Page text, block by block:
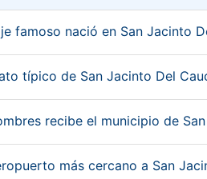
famoso nació en San Jacinto
típico de San Jacinto Del
recibe el municipio de
más cercano a San